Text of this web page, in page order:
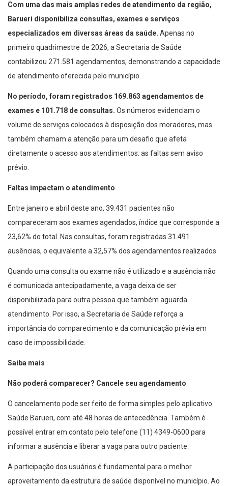
Com uma das mais amplas redes de atendimento da região,
Barueri disponibiliza consultas, exames e serviços
especializados em diversas áreas da saúde. Apenas no
primeiro quadrimestre de 2026, a Secretaria de Saúde
contabilizou 271.581 agendamentos, demonstrando a capacidade
de atendimento oferecida pelo município.
No período, foram registrados 169.863 agendamentos de
exames e 101.718 de consultas. Os números evidenciam o
volume de serviços colocados à disposição dos moradores, mas
também chamam a atenção para um desafio que afeta
diretamente o acesso aos atendimentos: as faltas sem aviso
prévio.
Faltas impactam o atendimento
Entre janeiro e abril deste ano, 39.431 pacientes não
compareceram aos exames agendados, índice que corresponde a
23,62% do total. Nas consultas, foram registradas 31.491
ausências, o equivalente a 32,57% dos agendamentos realizados.
Quando uma consulta ou exame não é utilizado e a ausência não
é comunicada antecipadamente, a vaga deixa de ser
disponibilizada para outra pessoa que também aguarda
atendimento. Por isso, a Secretaria de Saúde reforça a
importância do comparecimento e da comunicação prévia em
caso de impossibilidade.
Saiba mais
Não poderá comparecer? Cancele seu agendamento
O cancelamento pode ser feito de forma simples pelo aplicativo
Saúde Barueri, com até 48 horas de antecedência. Também é
possível entrar em contato pelo telefone (11) 4349-0600 para
informar a ausência e liberar a vaga para outro paciente.
A participação dos usuários é fundamental para o melhor
aproveitamento da estrutura de saúde disponível no município. Ao